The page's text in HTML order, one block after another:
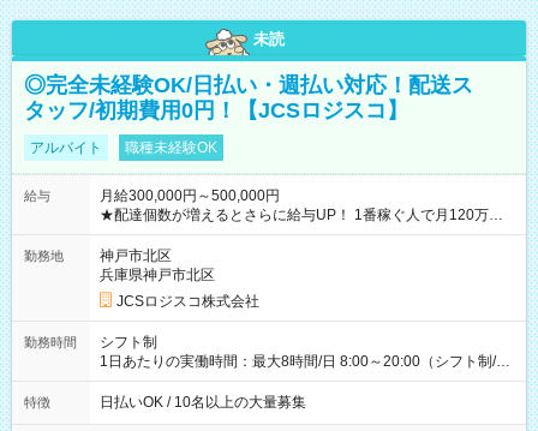
未読
◎完全未経験OK/日払い・週払い対応！配送ス
タッフ/初期費用0円！【JCSロジスコ】
アルバイト 職種未経験OK
給与
月給300,000円～500,000円
★配達個数が増えるとさらに給与UP！ 1番稼ぐ人で月120万ほ
ど！ ・主要都市エリア 月収55万円／週5日稼働 月収65万~112
万円／週6日稼働 ・地方郊外エリア 月収40万円／週5日稼働 月
収40万円~50万円／週6日稼働 ＜モデルイメージ＞ ■月収50万
円 (27歳男性/江東区在住)※元建築関係 1日150個配達×25日勤務
(日休み) ■月収80万円(43歳男性/墨田区在住)※元営業 1日200個
勤務地
神戸市北区
兵庫県神戸市北区
JCSロジスコ株式会社
勤務時間
シフト制
1日あたりの実働時間：最大8時間/日 8:00～20:00（シフト制/実
働8時間） ※週5日勤務（場所次第では週4も有り） ※配達状況
によって時間外での勤務可能性有り ※案件により多少の前後あ
特徴 日払いOK / 10名以上の大量募集